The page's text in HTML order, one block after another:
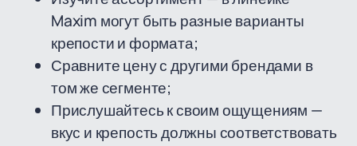
Maxim могут быть разные варианты
крепости и формата;
Сравните цену с другими брендами в
том же сегменте;
Прислушайтесь к своим ощущениям —
вкус и крепость должны соответствовать